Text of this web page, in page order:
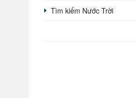
Tìm kiếm Nước Trời